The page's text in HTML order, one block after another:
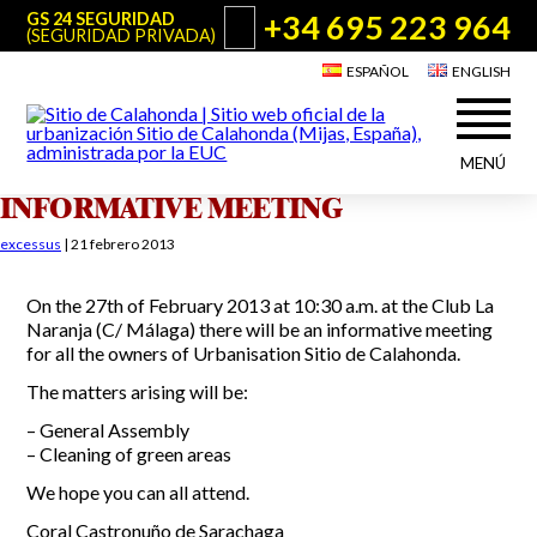
GS 24 SEGURIDAD
(SEGURIDAD PRIVADA)
+34 695 223 964
ESPAÑOL ENGLISH
MENÚ
Acerca de Sitio de Calahonda
Junta Directiva
Servicios de la EUC
Estatutos
Actas e Informes Anuales
Contactar
Actuaciones
Utilidades para Residentes y Visitantes
Plano de Calahonda
Transporte
Información sobre podas
Noticias
Teléfonos de interés
NIF: G29178803. Todos los derechos reservados. Diseño y desarrollo:
INFORMATIVE MEETING
excessus | 21 febrero 2013
On the 27th of February 2013 at 10:30 a.m. at the Club La
Naranja (C/ Málaga) there will be an informative meeting
for all the owners of Urbanisation Sitio de Calahonda.
The matters arising will be:
– General Assembly
– Cleaning of green areas
We hope you can all attend.
Coral Castronuño de Sarachaga